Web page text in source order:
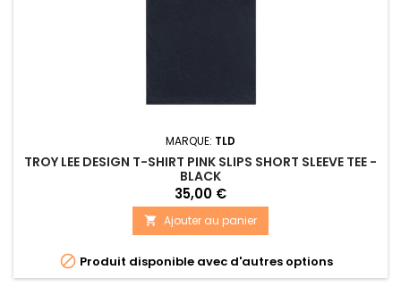
MARQUE: TLD
TROY LEE DESIGN T-SHIRT PINK SLIPS SHORT SLEEVE TEE -
BLACK
35,00 €
 Ajouter au panier
 Produit disponible avec d'autres options